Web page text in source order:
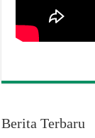
Berita Terbaru